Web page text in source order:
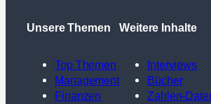
Unsere Themen
Top Themen
Management
Finanzen
Weitere Inhalte
Interviews
Bücher
Zahlen-